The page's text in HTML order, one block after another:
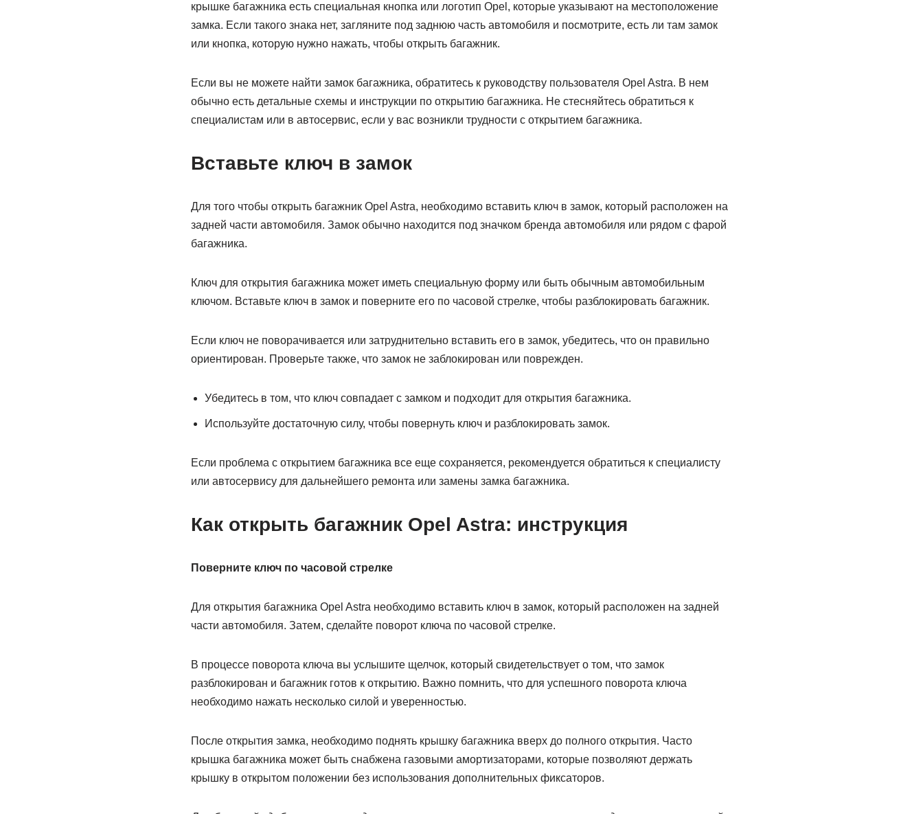
крышке багажника есть специальная кнопка или логотип Opel, которые указывают на местоположение
замка. Если такого знака нет, загляните под заднюю часть автомобиля и посмотрите, есть ли там замок
или кнопка, которую нужно нажать, чтобы открыть багажник.
Если вы не можете найти замок багажника, обратитесь к руководству пользователя Opel Astra. В нем
обычно есть детальные схемы и инструкции по открытию багажника. Не стесняйтесь обратиться к
специалистам или в автосервис, если у вас возникли трудности с открытием багажника.
Вставьте ключ в замок
Для того чтобы открыть багажник Opel Astra, необходимо вставить ключ в замок, который расположен на
задней части автомобиля. Замок обычно находится под значком бренда автомобиля или рядом с фарой
багажника.
Ключ для открытия багажника может иметь специальную форму или быть обычным автомобильным
ключом. Вставьте ключ в замок и поверните его по часовой стрелке, чтобы разблокировать багажник.
Если ключ не поворачивается или затруднительно вставить его в замок, убедитесь, что он правильно
ориентирован. Проверьте также, что замок не заблокирован или поврежден.
Убедитесь в том, что ключ совпадает с замком и подходит для открытия багажника.
Используйте достаточную силу, чтобы повернуть ключ и разблокировать замок.
Если проблема с открытием багажника все еще сохраняется, рекомендуется обратиться к специалисту
или автосервису для дальнейшего ремонта или замены замка багажника.
Как открыть багажник Opel Astra: инструкция
Поверните ключ по часовой стрелке
Для открытия багажника Opel Astra необходимо вставить ключ в замок, который расположен на задней
части автомобиля. Затем, сделайте поворот ключа по часовой стрелке.
В процессе поворота ключа вы услышите щелчок, который свидетельствует о том, что замок
разблокирован и багажник готов к открытию. Важно помнить, что для успешного поворота ключа
необходимо нажать несколько силой и уверенностью.
После открытия замка, необходимо поднять крышку багажника вверх до полного открытия. Часто
крышка багажника может быть снабжена газовыми амортизаторами, которые позволяют держать
крышку в открытом положении без использования дополнительных фиксаторов.